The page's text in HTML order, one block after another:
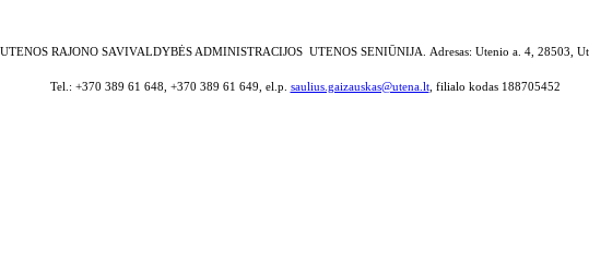
UTENOS RAJONO SAVIVALDYBĖS ADMINISTRACIJOS UTENOS SENIŪNIJA. Adresas: Utenio a. 4, 28503,
Tel.: +370 389 61 648, +370 389 61 649, el.p. saulius.gaizauskas@utena.lt, filialo kodas 188705452